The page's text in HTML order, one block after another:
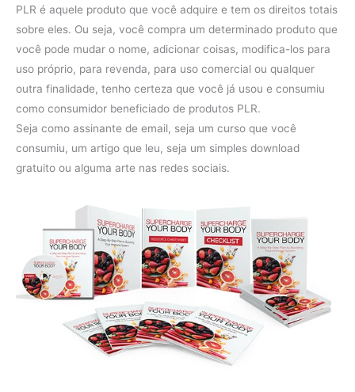
PLR é aquele produto que você adquire e tem os direitos totais
sobre eles. Ou seja, você compra um determinado produto que
você pode mudar o nome, adicionar coisas, modifica-los para
uso próprio, para revenda, para uso comercial ou qualquer
outra finalidade, tenho certeza que você já usou e consumiu
como consumidor beneficiado de produtos PLR.
Seja como assinante de email, seja um curso que você
consumiu, um artigo que leu, seja um simples download
gratuito ou alguma arte nas redes sociais.